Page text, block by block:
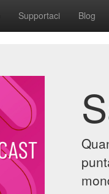
Supportaci Blog